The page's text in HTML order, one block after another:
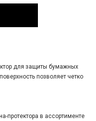
для защиты бумажных
позволяет четко
протектора в ассортименте